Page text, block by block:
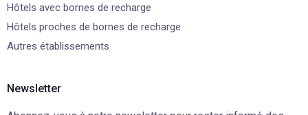
Hôtels avec bornes de recharge
Hôtels proches de bornes de recharge
Autres établissements
Newsletter